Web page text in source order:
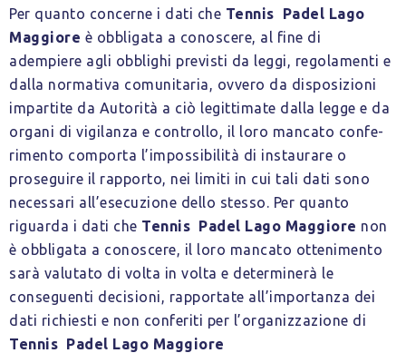
Per quanto concerne i dati che Tennis Padel Lago
Maggiore è obbligata a conoscere, al fine di
adempiere agli obblighi previsti da leggi, regolamenti e
dalla normativa comunitaria, ovvero da disposizioni
impartite da Autorità a ciò legittimate dalla legge e da
organi di vigilanza e controllo, il loro mancato confe-
rimento comporta l’impossibilità di instaurare o
proseguire il rapporto, nei limiti in cui tali dati sono
necessari all’esecuzione dello stesso. Per quanto
riguarda i dati che Tennis Padel Lago Maggiore non
è obbligata a conoscere, il loro mancato ottenimento
sarà valutato di volta in volta e determinerà le
conseguenti decisioni, rapportate all’importanza dei
dati richiesti e non conferiti per l’organizzazione di
Tennis Padel Lago Maggiore